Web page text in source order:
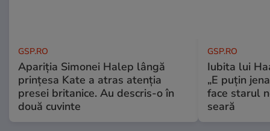
GSP.RO
Apariția Simonei Halep lângă
prințesa Kate a atras atenția
presei britanice. Au descris-o în
două cuvinte
GSP.RO
Iubita lui
„E puțin
face starul
seară